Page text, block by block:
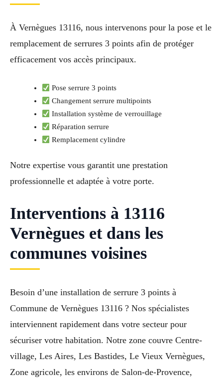
À Vernègues 13116, nous intervenons pour la pose et le
remplacement de serrures 3 points afin de protéger
efficacement vos accès principaux.
Pose serrure 3 points
Changement serrure multipoints
Installation système de verrouillage
Réparation serrure
Remplacement cylindre
Notre expertise vous garantit une prestation
professionnelle et adaptée à votre porte.
Interventions à 13116
Vernègues et dans les
communes voisines
Besoin d’une installation de serrure 3 points à
Commune de Vernègues 13116 ? Nos spécialistes
interviennent rapidement dans votre secteur pour
sécuriser votre habitation. Notre zone couvre Centre-
village, Les Aires, Les Bastides, Le Vieux Vernègues,
Zone agricole, les environs de Salon-de-Provence,